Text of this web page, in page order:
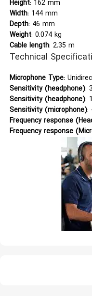
Height: 162 mm
Width: 144 mm
Depth: 46 mm
Weight: 0.074 kg
Cable length: 2.35 m
Technical
Microphone Type:
Sensitivity (headphone):
Sensitivity (headphone):
Sensitivity (microphone):
Frequency response
Frequency response